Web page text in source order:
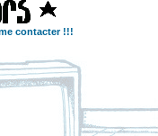
contacter !!!